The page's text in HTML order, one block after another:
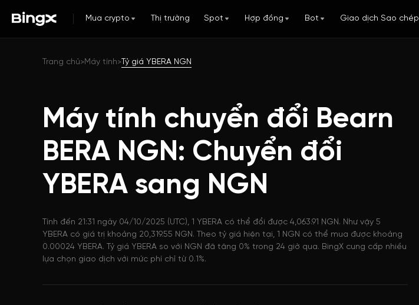
Mua crypto Thị trường Spot Hợp đồng Bot Giao dịch Sao chép
Trang chủ>Máy tính> Tỷ giá YBERA NGN
Máy tính chuyển đổi Bearn
BERA NGN: Chuyển đổi
YBERA sang NGN
Tính đến 21:31 ngày 04/10/2025 (UTC), 1 YBERA có thể đổi được 4,063.91 NGN. Như vậy 5
YBERA có giá trị khoảng 20,319.55 NGN. Theo tỷ giá hiện tại, 1 NGN có thể mua được khoảng
0.00024 YBERA. Tỷ giá YBERA so với NGN đã tăng 0% trong 24 giờ qua. BingX cung cấp nhiều
lựa chọn giao dịch với mức phí chỉ từ 0.1%.